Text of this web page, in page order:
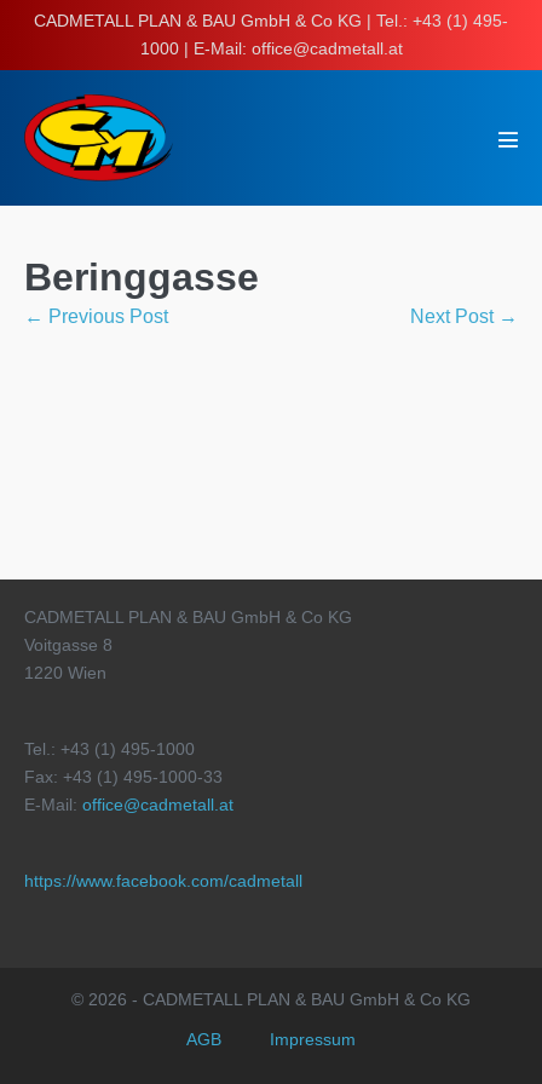
SkipCADMETALL PLAN & BAU GmbH & Co KG | Tel.: +43 (1) 495-
1000 | E-Mail: office@cadmetall.at
Beringgasse
Post
← Previous Post Next Post →
CADMETALL PLAN & BAU GmbH & Co KG
Voitgasse 8
1220 Wien
Tel.: +43 (1) 495-1000
Fax: +43 (1) 495-1000-33
E-Mail: office@cadmetall.at
https://www.facebook.com/cadmetall
© 2026 - CADMETALL PLAN & BAU GmbH & Co KG
AGB Impressum